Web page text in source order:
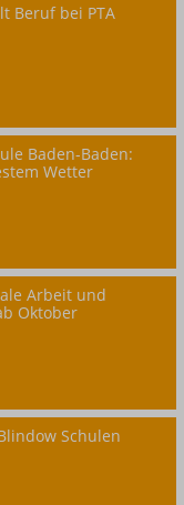
Beruf bei PTA
Baden-Baden:
Wetter
Arbeit und
Oktober
Schulen